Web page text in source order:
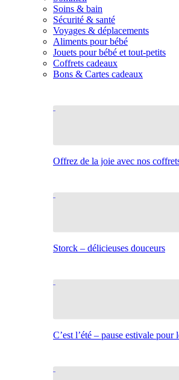
Soins & bain
Sécurité & santé
Voyages & déplacements
Aliments pour bébé
Jouets pour bébé et tout-petits
Coffrets cadeaux
Bons & Cartes cadeaux
Offrez de la joie avec nos
Storck – délicieuses douceurs
C’est l’été – pause estivale pour